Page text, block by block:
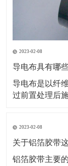
2023-02-08
导电布具有哪
导电布是以纤
过前置处理后
多人都不知道
号的呢？​A.影
过程中，
2023-02-08
关于铝箔胶带
铝箔胶带主要